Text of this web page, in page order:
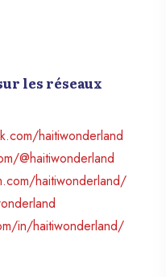
les réseaux
haitiwonderland
@haitiwonderland
haitiwonderland/
in/haitiwonderland/